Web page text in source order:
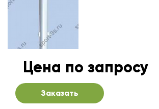
Цена по запросу
Заказать